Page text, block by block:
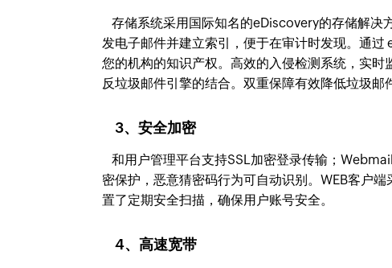
存储系统采用国际知名的eDiscovery的存储解决
发电子邮件并建立索引，便于在审计时发现。通
您的机构的知识产权。高效的入侵检测系统，实
反垃圾邮件引擎的结合。双重保障有效降低垃圾邮
3、安全加密
和用户管理平台支持SSL加密登录传输；
密保护，恶意猜密码行为可自动识别。WEB客户
置了定期安全扫描，确保用户账号安全。
4、高速宽带